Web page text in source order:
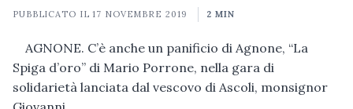
PUBBLICATO IL17 NOVEMBRE 2019 2 MIN
AGNONE. C’è anche un panificio di Agnone, “La
Spiga d’oro” di Mario Porrone, nella gara di
solidarietà lanciata dal vescovo di Ascoli, monsignor